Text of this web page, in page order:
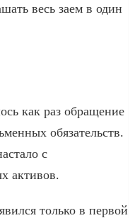
весь заем в один
как раз обращение
обязательств.
с
активов.
только в первой